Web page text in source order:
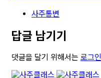
사주통변
답글 남기기
댓글을 달기 위해서는 로그인